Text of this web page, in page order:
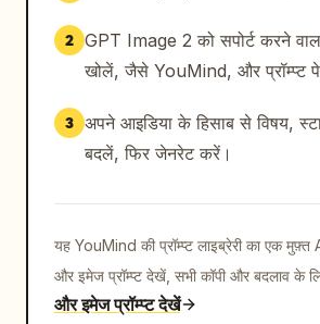
2 GPT Image 2 को सपोर्ट करने
खोलें, जैसे YouMind, और प्रॉम्प्ट
3 अपने आइडिया के हिसाब से विषय,
बदलें, फिर जेनरेट करें।
यह YouMind की प्रॉम्प्ट लाइब्रेरी का एक मुफ़्त
और इमेज प्रॉम्प्ट देखें, सभी कॉपी और बदलाव के
और इमेज प्रॉम्प्ट देखें